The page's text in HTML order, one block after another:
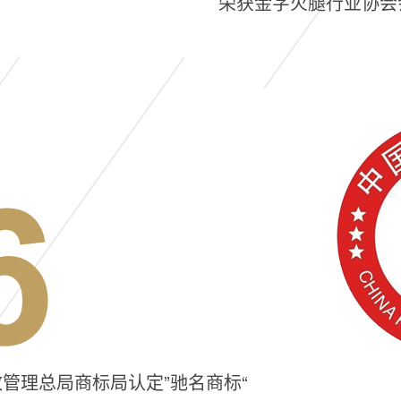
理总局商标局认定”驰名商标“